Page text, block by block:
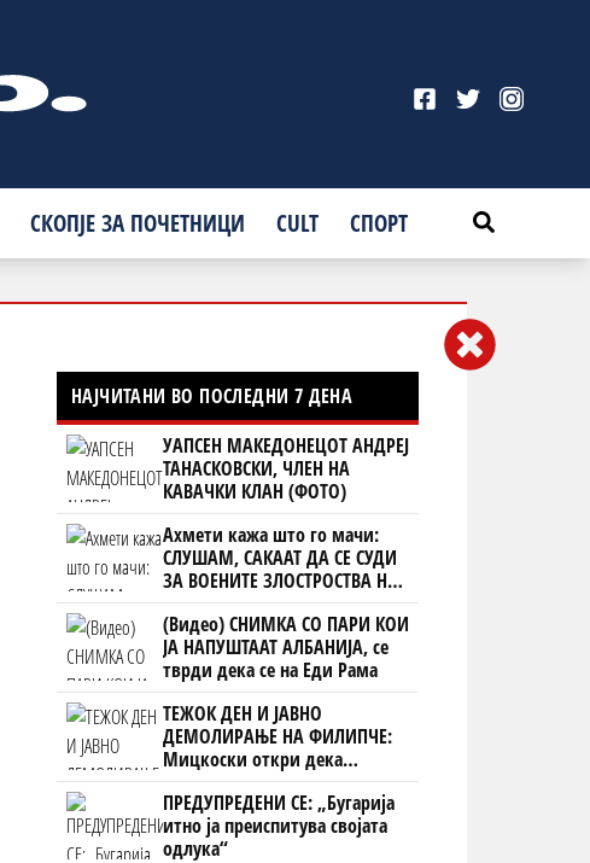
СКОПЈЕ ЗА ПОЧЕТНИЦИ CULT СПОРТ
НАЈЧИТАНИ ВО ПОСЛЕДНИ 7 ДЕНА
УАПСЕН МАКЕДОНЕЦОТ АНДРЕЈ
ТАНАСКОВСКИ, ЧЛЕН НА
КАВАЧКИ КЛАН (ФОТО)
Ахмети кажа што го мачи:
СЛУШАМ, САКААТ ДА СЕ СУДИ
ЗА ВОЕНИТЕ ЗЛОСТРОСТВА НА
УЧК...
(Видео) СНИМКА СО ПАРИ КОИ
ЈА НАПУШТААТ АЛБАНИЈА, се
тврди дека се на Еди Рама
ТЕЖОК ДЕН И ЈАВНО
ДЕМОЛИРАЊЕ НА ФИЛИПЧЕ:
Мицкоски откри дека
човекот појма нема од
ништо, освен за кеш
ПРЕДУПРЕДЕНИ СЕ: „Бугарија
итно ја преиспитува својата
одлука“